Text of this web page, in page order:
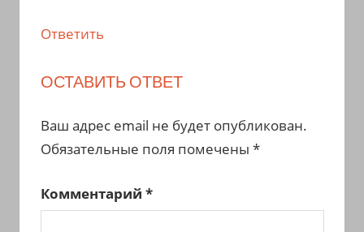
Ответить
ОСТАВИТЬ ОТВЕТ
Ваш адрес email не будет опубликован.
Обязательные поля помечены *
Комментарий *